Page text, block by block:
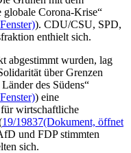
globale Corona-Krise“
). CDU/CSU, SPD,
enthielt sich.
abgestimmt wurden, lag
über Grenzen
des Südens“
) eine
für wirtschaftliche
19/19837(Dokument, öffnet
und FDP stimmten
sich.